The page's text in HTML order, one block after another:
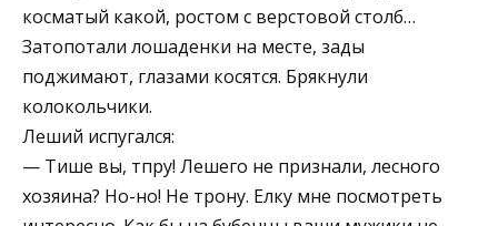
косматый какой, ростом с верстовой столб…
Затопотали лошаденки на месте, зады
поджимают, глазами косятся. Брякнули
колокольчики.
Леший испугался:
— Тише вы, тпру! Лешего не признали, лесного
хозяина? Но-но! Не трону. Елку мне посмотреть